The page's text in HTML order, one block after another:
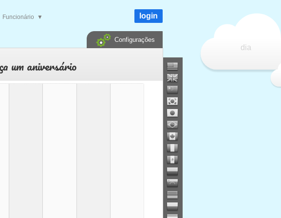
dia
Funcionário ▼ login
Configurações
um aniversário